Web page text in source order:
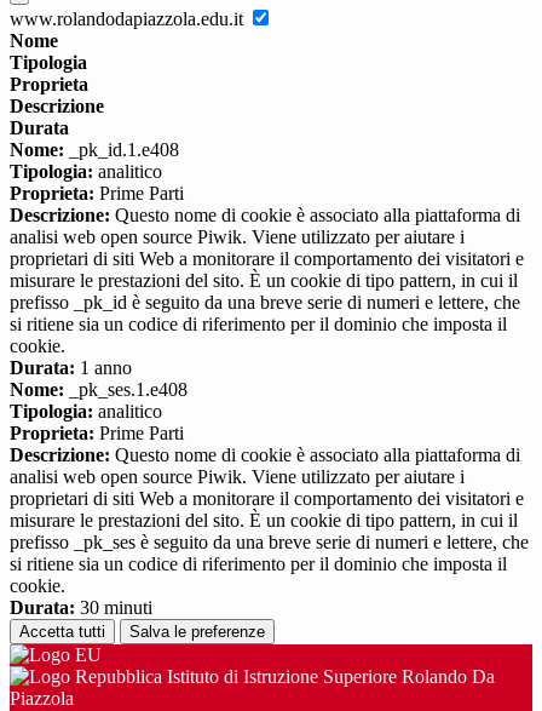
www.rolandodapiazzola.edu.it
Nome
Tipologia
Proprieta
Descrizione
Durata
Nome: _pk_id.1.e408
Tipologia: analitico
Proprieta: Prime Parti
Descrizione: Questo nome di cookie è associato alla piattaforma di
analisi web open source Piwik. Viene utilizzato per aiutare i
proprietari di siti Web a monitorare il comportamento dei visitatori e
misurare le prestazioni del sito. È un cookie di tipo pattern, in cui il
prefisso _pk_id è seguito da una breve serie di numeri e lettere, che
si ritiene sia un codice di riferimento per il dominio che imposta il
cookie.
Durata: 1 anno
Nome: _pk_ses.1.e408
Tipologia: analitico
Proprieta: Prime Parti
Descrizione: Questo nome di cookie è associato alla piattaforma di
analisi web open source Piwik. Viene utilizzato per aiutare i
proprietari di siti Web a monitorare il comportamento dei visitatori e
misurare le prestazioni del sito. È un cookie di tipo pattern, in cui il
prefisso _pk_ses è seguito da una breve serie di numeri e lettere, che
si ritiene sia un codice di riferimento per il dominio che imposta il
cookie.
Durata: 30 minuti
Accetta tutti Salva le preferenze
Istituto di Istruzione Superiore Rolando Da
Piazzola